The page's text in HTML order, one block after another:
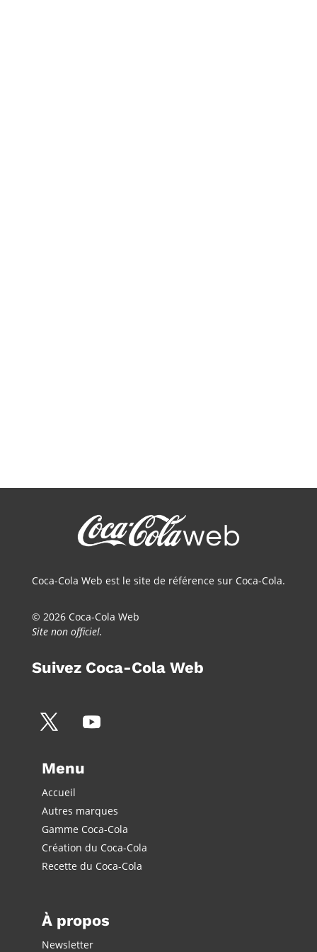
Coca-Cola Web est le site de référence sur Coca-Cola.
© 2026 Coca-Cola Web
Site non officiel.
Suivez Coca-Cola Web
Menu
Accueil
Autres marques
Gamme Coca-Cola
Création du Coca-Cola
Recette du Coca-Cola
À propos
Newsletter